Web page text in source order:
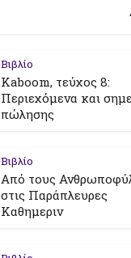
Βιβλίο
Kaboom, τεύχος 8:
Περιεχόμενα και
πώλησης
Βιβλίο
Από τους
στις Παράπλευρες
Καθημεριν